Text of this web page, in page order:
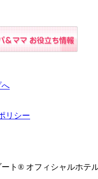
へ
リシー
ト® オフィシャルホテ